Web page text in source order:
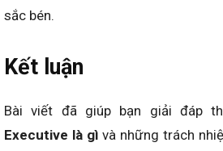
sắc bén.
Kết luận
Bài viết đã giúp bạn giải đáp
Executive là gì và những trách